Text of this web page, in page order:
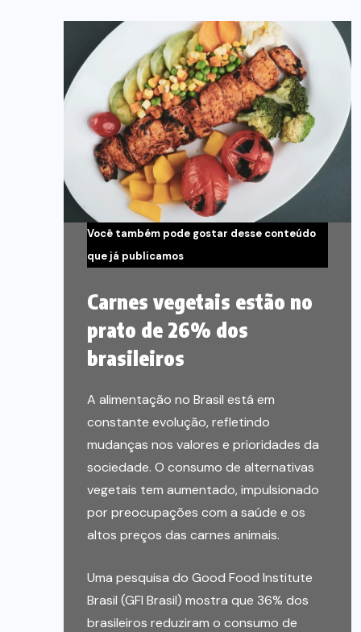
Você também pode gostar desse conteúdo
que já publicamos
Carnes vegetais estão no
prato de 26% dos
brasileiros
A alimentação no Brasil está em
constante evolução, refletindo
mudanças nos valores e prioridades da
sociedade. O consumo de alternativas
vegetais tem aumentado, impulsionado
por preocupações com a saúde e os
altos preços das carnes animais.
Uma pesquisa do Good Food Institute
Brasil (GFI Brasil) mostra que 36% dos
brasileiros reduziram o consumo de